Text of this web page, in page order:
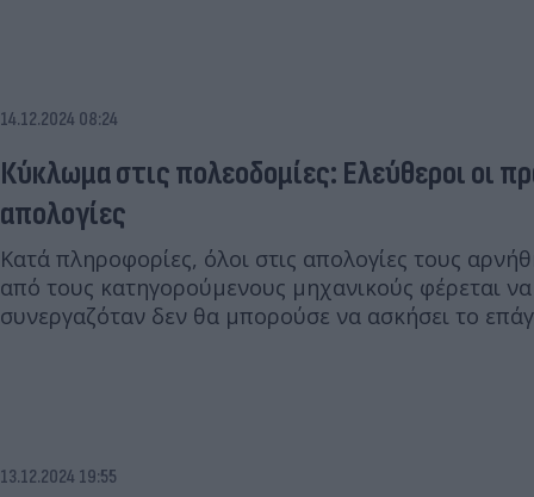
14.12.2024 08:24
Κύκλωμα στις πολεοδομίες: Ελεύθεροι οι
απολογίες
Κατά πληροφορίες, όλοι στις απολογίες τους
από τους κατηγορούμενους μηχανικούς φέρεται
συνεργαζόταν δεν θα μπορούσε να ασκήσει το
13.12.2024 19:55